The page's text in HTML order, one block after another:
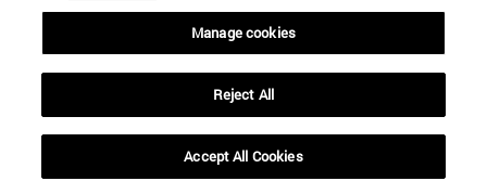
Manage cookies
Reject All
Accept All Cookies